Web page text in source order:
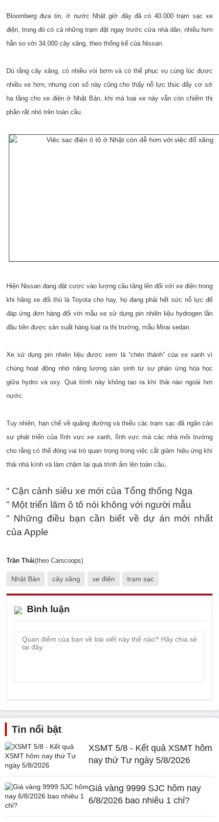
Bloomberg đưa tin, ở nước Nhật giờ đây đã có 40.000 trạm sạc xe
điện, trong đó có cả những trạm đặt ngay trước cửa nhà dân, nhiều hơn
hẳn so với 34.000 cây xăng, theo thống kế của Nissan.
Dù rằng cây xăng, có nhiều vòi bơm và có thể phục vụ cùng lúc được
nhiều xe hơn, nhưng con số này cũng cho thấy nỗ lực thúc đẩy cơ sở
hạ tầng cho xe điện ở Nhật Bản, khi mà loại xe này vẫn còn chiếm thị
phần rất nhỏ trên toàn cầu.
Hiện Nissan đang đặt cược vào lượng cầu tăng lên đối với xe điện trong
khi hãng xe đối thủ là Toyota cho hay, họ đang phải hết sức nỗ lực để
đáp ứng đơn hàng đối với mẫu xe sử dụng pin nhiên liệu hydrogen lần
đầu tiên được sản xuất hàng loạt ra thị trường, mẫu Mirai sedan.
Xe sử dụng pin nhiên liệu được xem là “chén thánh” của xe xanh vì
chúng hoạt động nhờ năng lượng sản sinh từ sự phản ứng hóa học
giữa hydro và oxy. Quá trình này không tạo ra khí thải nào ngoài hơi
nước.
Tuy nhiên, hạn chế về quãng đường và thiếu các trạm sạc đã ngăn cản
sự phát triển của lĩnh vực xe xanh, lĩnh vực mà các nhà môi trường
cho rằng có thể đóng vai trò quan trọng trong việc cắt giảm hiệu ứng khí
thải nhà kính và làm chậm lại quá trình ấm lên toàn cầu.
“ Cận cảnh siêu xe mới của Tổng thống Nga
” Một triển lãm ô tô nói không với người mẫu
“ Những điều bạn cần biết về dự án mới nhất
của Apple
Trần Thái(theo Carscoops)
Nhật Bản cây xăng xe điện trạm sạc
Bình luận
Tin nổi bật
XSMT 5/8 - Kết quả XSMT hôm
nay thứ Tư ngày 5/8/2026
Giá vàng 9999 SJC hôm nay
6/8/2026 bao nhiêu 1 chỉ?